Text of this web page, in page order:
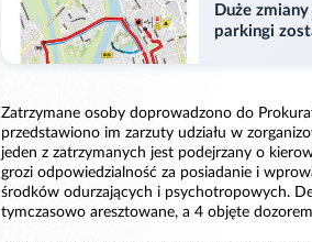
Duże
parkingi
Zatrzymane osoby doprowadzono do
przedstawiono im zarzuty udziału w
jeden z zatrzymanych jest podejrzany o
grozi odpowiedzialność za posiadanie i
środków odurzających i psychotropowych.
tymczasowo aresztowane, a 4 objęte